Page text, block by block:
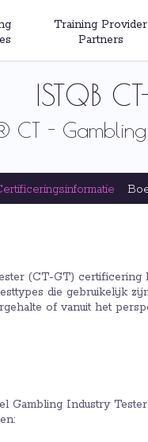
Training Provider
Partners
ISTQB
CT -
(CT-GT) certificering
die gebruikelijk
of vanuit het
Gambling Industry